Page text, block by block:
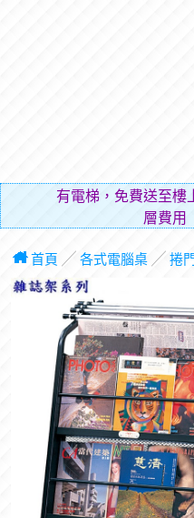
有電梯，免費送至樓
層費用
首頁 ╱ 各式電腦桌╱ 捲